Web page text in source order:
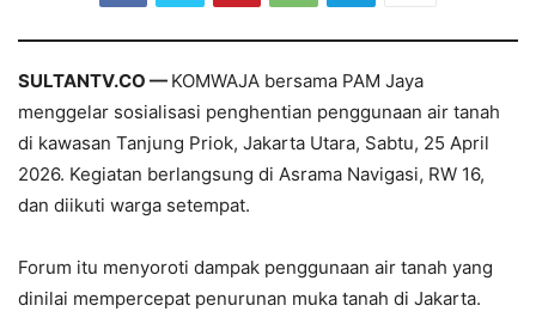
SULTANTV.CO — KOMWAJA bersama PAM Jaya
menggelar sosialisasi penghentian penggunaan air tanah
di kawasan Tanjung Priok, Jakarta Utara, Sabtu, 25 April
2026. Kegiatan berlangsung di Asrama Navigasi, RW 16,
dan diikuti warga setempat.
Forum itu menyoroti dampak penggunaan air tanah yang
dinilai mempercepat penurunan muka tanah di Jakarta.